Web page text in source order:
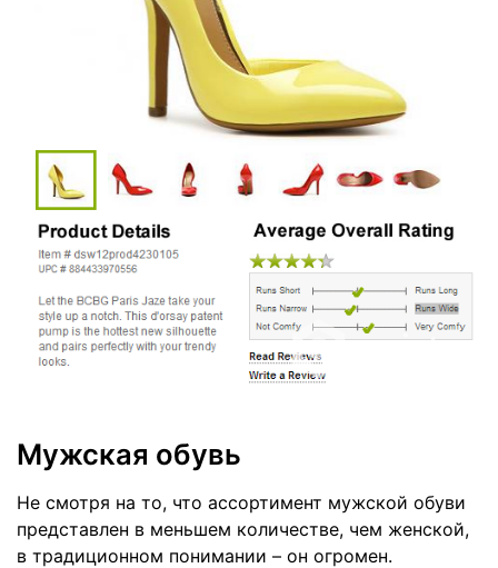
Мужская обувь
Не смотря на то, что ассортимент мужской обуви
представлен в меньшем количестве, чем женской,
в традиционном понимании – он огромен.